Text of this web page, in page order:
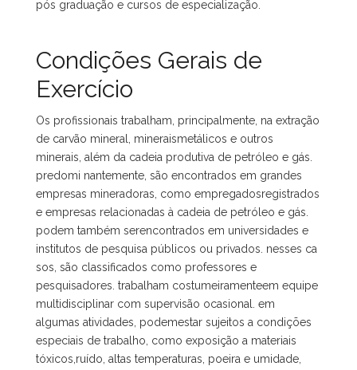
pós graduação e cursos de especialização.
Condições Gerais de
Exercício
Os profissionais trabalham, principalmente, na extração
de carvão mineral, mineraismetálicos e outros
minerais, além da cadeia produtiva de petróleo e gás.
predomi nantemente, são encontrados em grandes
empresas mineradoras, como empregadosregistrados
e empresas relacionadas à cadeia de petróleo e gás.
podem também serencontrados em universidades e
institutos de pesquisa públicos ou privados. nesses ca
sos, são classificados como professores e
pesquisadores. trabalham costumeiramenteem equipe
multidisciplinar com supervisão ocasional. em
algumas atividades, podemestar sujeitos a condições
especiais de trabalho, como exposição a materiais
tóxicos,ruído, altas temperaturas, poeira e umidade,